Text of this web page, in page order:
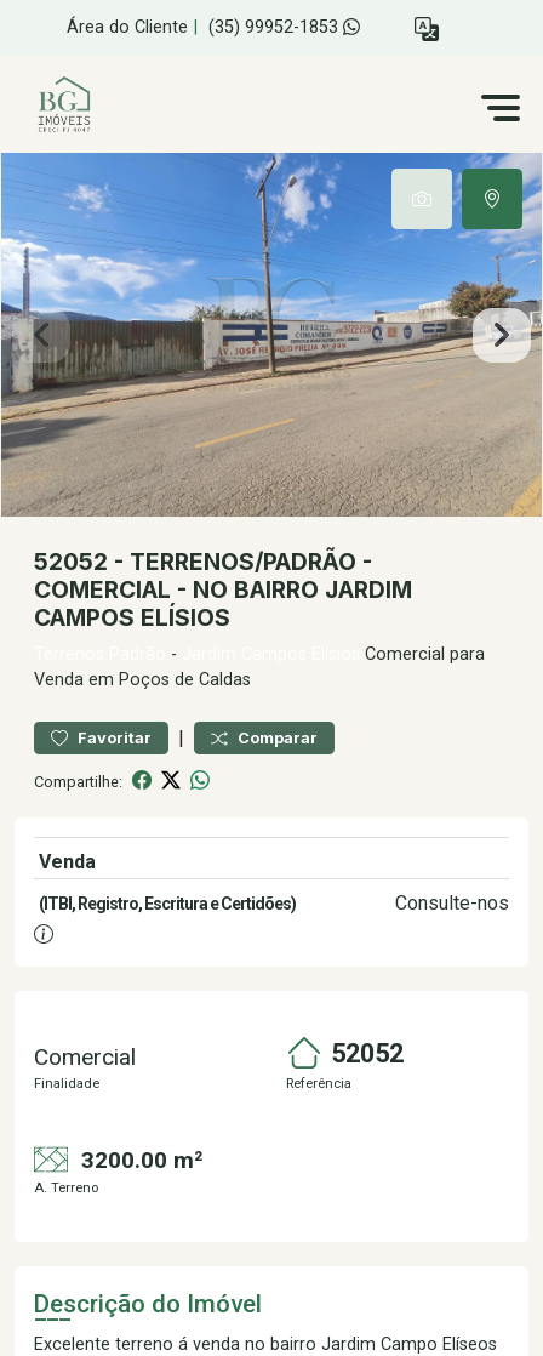
Área do Cliente (35) 99952-1853
52052 - TERRENOS/PADRÃO -
COMERCIAL - NO BAIRRO JARDIM
CAMPOS ELÍSIOS
-
Comercial para
Venda em Poços de Caldas
Favoritar | Comparar
Compartilhe:
Venda
(ITBI, Registro, Escritura e Certidões) Consulte-nos
Comercial
Finalidade
52052
Referência
3200.00 m²
A. Terreno
Descrição do Imóvel
Excelente terreno á venda no bairro Jardim Campo Elíseos